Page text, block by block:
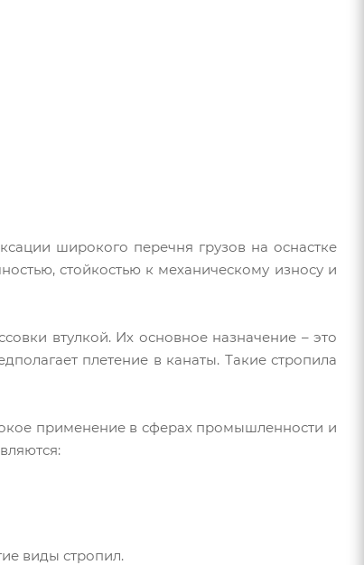
широкого перечня грузов на оснастке
стойкостью к механическому износу и
втулкой. Их основное назначение – это
плетение в канаты. Такие стропила
применение в сферах промышленности и
виды стропил.